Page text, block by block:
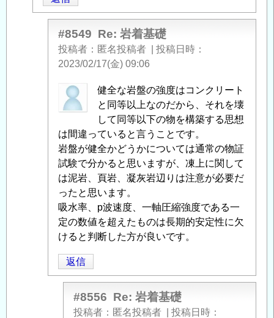
礎」
へ
#8549 Re: 岩着基礎
投稿者 匿名投稿者
投稿日時
2023/02/17(金) 09:06
匿
名
稿
者
に
よ
る
「Re:
岩
着
礎」
へ
健全な岩盤の強度はコンクリート
と同等以上なのだから、それを壊
して同等以下の物を構築する思想
は間違っていると言うことです。
岩盤が健全かどうかについては通常の物証
試験で分かると思いますが、凍上に関して
は泥岩、頁岩、凝灰岩辺りは注意が必要だ
ったと思います。
吸水率、p波速度、一軸圧縮強度である一
定の数値を超えたものは長期的安定性に欠
けると判断した方が良いです。
返信
#8556 Re: 岩着基礎
投稿者 匿名投稿者
投稿日時